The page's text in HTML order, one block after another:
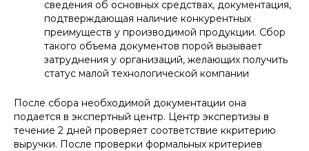
сведения об основных средствах, документация,
подтверждающая наличие конкурентных
преимуществ у производимой продукции. Сбор
такого объема документов порой вызывает
затруднения у организаций, желающих получить
статус малой технологической компании
После сбора необходимой документации она
подается в экспертный центр. Центр экспертизы в
течение 2 дней проверяет соответствие ккритерию
выручки. После проверки формальных критериев